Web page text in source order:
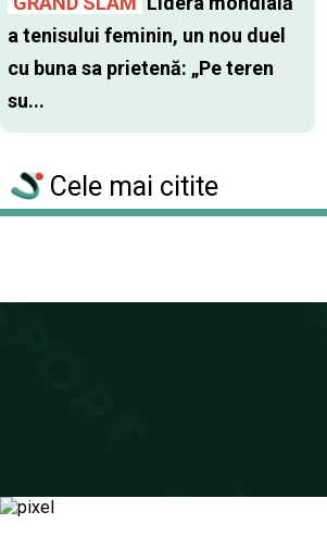
a tenisului feminin, un nou duel
cu buna sa prietenă: „Pe teren
su...
Cele mai citite